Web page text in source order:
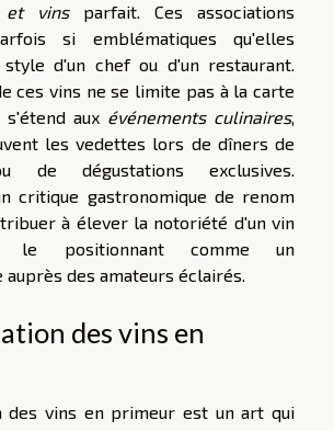
et vinsparfait. Ces associations
si emblématiques qu'elles
d'un chef ou d'un restaurant.
ces vins ne se limite pas à la carte
aux événements culinaires,
les vedettes lors de dîners de
de dégustations exclusives.
critique gastronomique de renom
à élever la notoriété d'un vin
le positionnant comme un
des amateurs éclairés.
des vins en
des vins en primeur est un art qui